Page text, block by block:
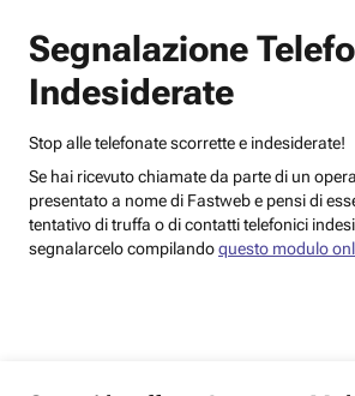
Segnalazione
Indesiderate
Stop alle telefonate scorrette e indesiderate!
Se hai ricevuto chiamate da parte di un
presentato a nome di Fastweb e pensi di
tentativo di truffa o di contatti telefonici
segnalarcelo compilandoquesto modulo